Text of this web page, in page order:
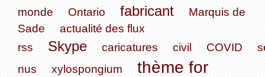
monde
Ontario fabricant
Marquis de
Sade
actualité des flux
rss
Skype caricatures civil COVID
nus
xylospongium
thème for